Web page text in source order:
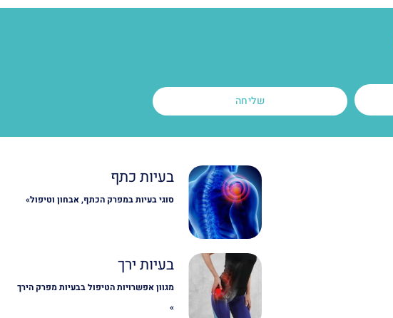
שליחה
בעיות כתף
סוגי בעיות במפרק הכתף, אבחון וטיפול»
בעיות ירך
מגוון אפשרויות הטיפול בבעיות מפרק הירך
»